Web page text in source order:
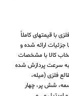
با قیمتهای کاملاً
ارائه شده و
کالا با مشخصات
به سرعت پردازش شده
فلزی (میله،
شش پر، چهار